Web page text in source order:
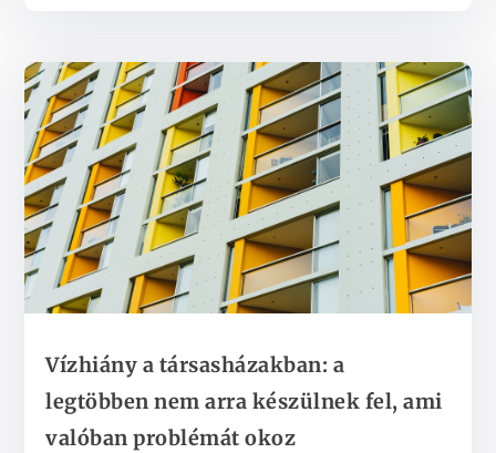
Vízhiány a társasházakban: a
legtöbben nem arra készülnek fel, ami
valóban problémát okoz